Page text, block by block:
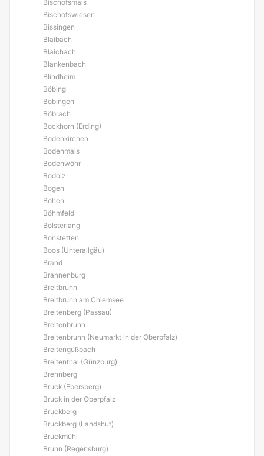
Bischofsmais
Bischofswiesen
Bissingen
Blaibach
Blaichach
Blankenbach
Blindheim
Böbing
Bobingen
Böbrach
Bockhorn (Erding)
Bodenkirchen
Bodenmais
Bodenwöhr
Bodolz
Bogen
Böhen
Böhmfeld
Bolsterlang
Bonstetten
Boos (Unterallgäu)
Brand
Brannenburg
Breitbrunn
Breitbrunn am Chiemsee
Breitenberg (Passau)
Breitenbrunn
Breitenbrunn (Neumarkt in der Oberpfalz)
Breitengüßbach
Breitenthal (Günzburg)
Brennberg
Bruck (Ebersberg)
Bruck in der Oberpfalz
Bruckberg
Bruckberg (Landshut)
Bruckmühl
Brunn (Regensburg)